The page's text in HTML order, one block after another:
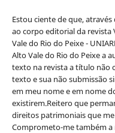
Estou ciente de que,
ao corpo editorial da revista
Vale do Rio do Peixe -
Alto Vale do Rio do Peixe a
texto na revista a título não
texto e sua não submissão
em meu nome e em nome
existirem.Reitero que
direitos patrimoniais que
Comprometo-me também